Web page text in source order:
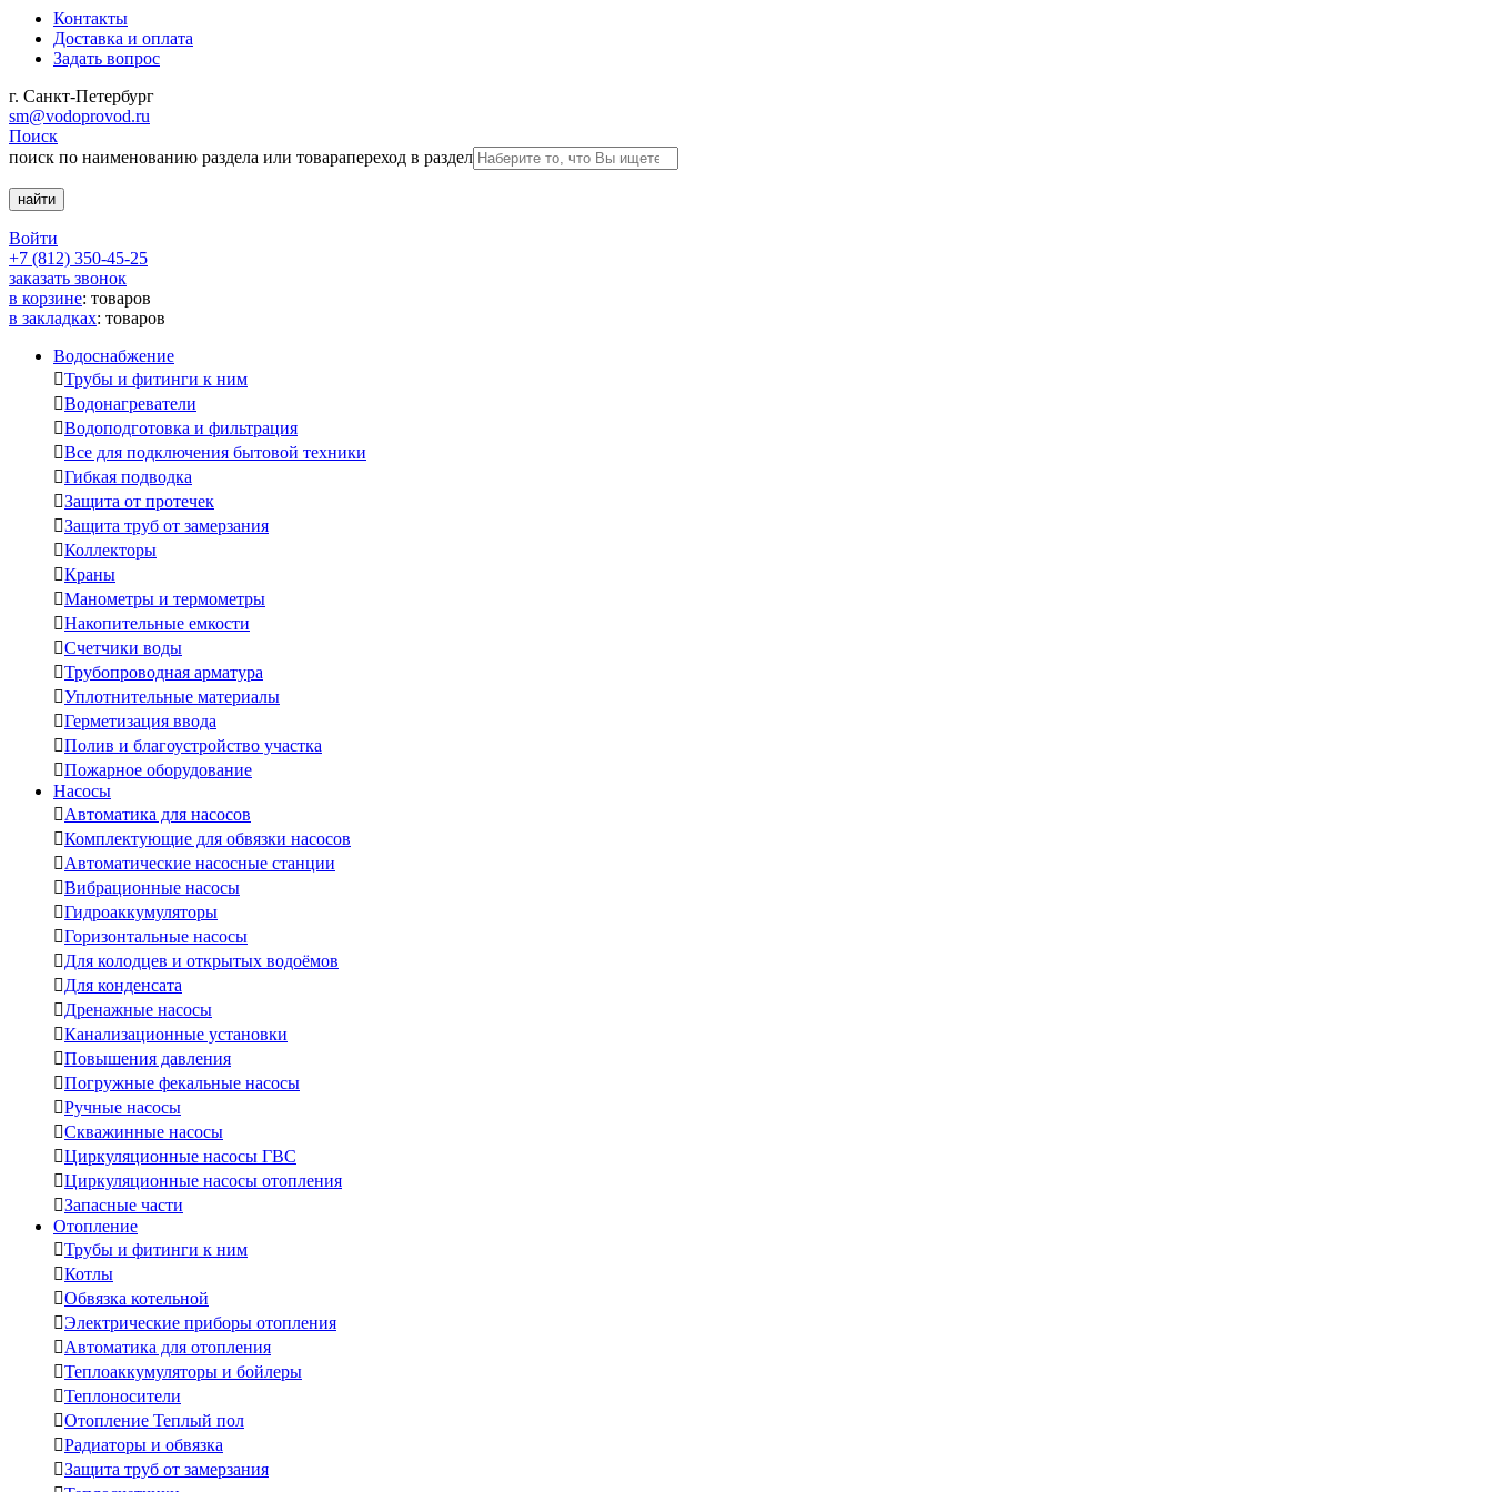
Контакты
Доставка и оплата
Задать вопрос
г. Санкт-Петербург
sm@vodoprovod.ru
Поиск
поиск по наименованию раздела или товарапереход в раздел
Войти
+7 (812) 350-45-25
заказать звонок
в корзине: товаров
в закладках: товаров
Водоснабжение
Трубы и фитинги к ним
Водонагреватели
Водоподготовка и фильтрация
Все для подключения бытовой техники
Гибкая подводка
Защита от протечек
Защита труб от замерзания
Коллекторы
Краны
Манометры и термометры
Накопительные емкости
Счетчики воды
Трубопроводная арматура
Уплотнительные материалы
Герметизация ввода
Полив и благоустройство участка
Пожарное оборудование
Насосы
Автоматика для насосов
Комплектующие для обвязки насосов
Автоматические насосные станции
Вибрационные насосы
Гидроаккумуляторы
Горизонтальные насосы
Для колодцев и открытых водоёмов
Для конденсата
Дренажные насосы
Канализационные установки
Повышения давления
Погружные фекальные насосы
Ручные насосы
Скважинные насосы
Циркуляционные насосы ГВС
Циркуляционные насосы отопления
Запасные части
Отопление
Трубы и фитинги к ним
Котлы
Обвязка котельной
Электрические приборы отопления
Автоматика для отопления
Теплоаккумуляторы и бойлеры
Теплоносители
Отопление Теплый пол
Радиаторы и обвязка
Защита труб от замерзания